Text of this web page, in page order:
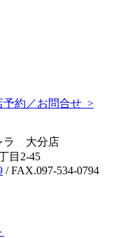
予約／お問合せ >
ラ 大分店
目2-45
/ FAX.097-534-0794